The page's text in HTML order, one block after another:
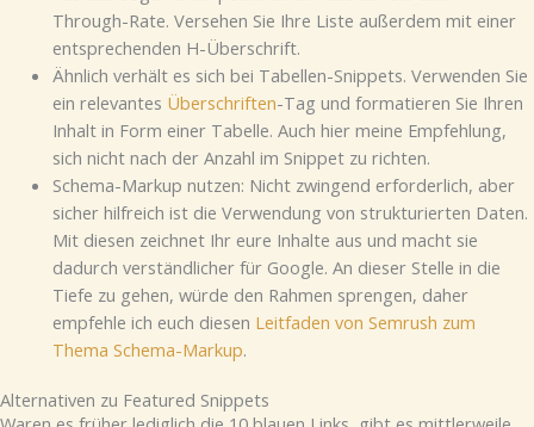
Through-Rate. Versehen Sie Ihre Liste außerdem mit einer
entsprechenden H-Überschrift.
Ähnlich verhält es sich bei Tabellen-Snippets. Verwenden Sie
ein relevantes Überschriften-Tag und formatieren Sie Ihren
Inhalt in Form einer Tabelle. Auch hier meine Empfehlung,
sich nicht nach der Anzahl im Snippet zu richten.
Schema-Markup nutzen: Nicht zwingend erforderlich, aber
sicher hilfreich ist die Verwendung von strukturierten Daten.
Mit diesen zeichnet Ihr eure Inhalte aus und macht sie
dadurch verständlicher für Google. An dieser Stelle in die
Tiefe zu gehen, würde den Rahmen sprengen, daher
empfehle ich euch diesen Leitfaden von Semrush zum
Thema Schema-Markup.
Alternativen zu Featured Snippets